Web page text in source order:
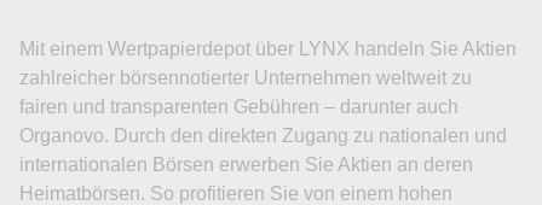
Mit einem Wertpapierdepot über LYNX handeln Sie Aktien
zahlreicher börsennotierter Unternehmen weltweit zu
fairen und transparenten Gebühren – darunter auch
Organovo. Durch den direkten Zugang zu nationalen und
internationalen Börsen erwerben Sie Aktien an deren
Heimatbörsen. So profitieren Sie von einem hohen